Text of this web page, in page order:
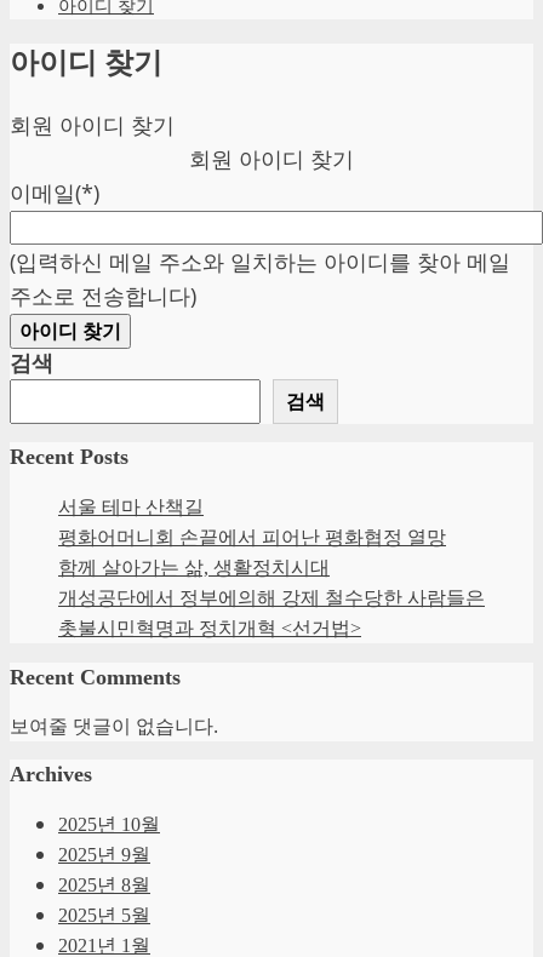
아이디 찾기
아이디 찾기
회원 아이디 찾기
회원 아이디 찾기
이메일(*)
(입력하신 메일 주소와 일치하는 아이디를 찾아 메일
주소로 전송합니다)
아이디 찾기
검색
검색
Recent Posts
서울 테마 산책길
평화어머니회 손끝에서 피어난 평화협정 열망
함께 살아가는 삶, 생활정치시대
개성공단에서 정부에의해 강제 철수당한 사람들은
촛불시민혁명과 정치개혁 <선거법>
Recent Comments
보여줄 댓글이 없습니다.
Archives
2025년 10월
2025년 9월
2025년 8월
2025년 5월
2021년 1월